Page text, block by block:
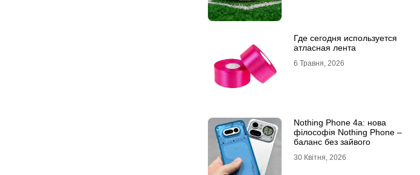
Где сегодня используется
атласная лента
6 Травня, 2026
Nothing Phone 4a: нова
філософія Nothing Phone –
баланс без зайвого
30 Квітня, 2026